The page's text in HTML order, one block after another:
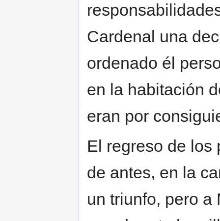
Cardenal una
ordenado él
en la habitación
eran por
El regreso de los
de antes, en la
un triunfo, pero a